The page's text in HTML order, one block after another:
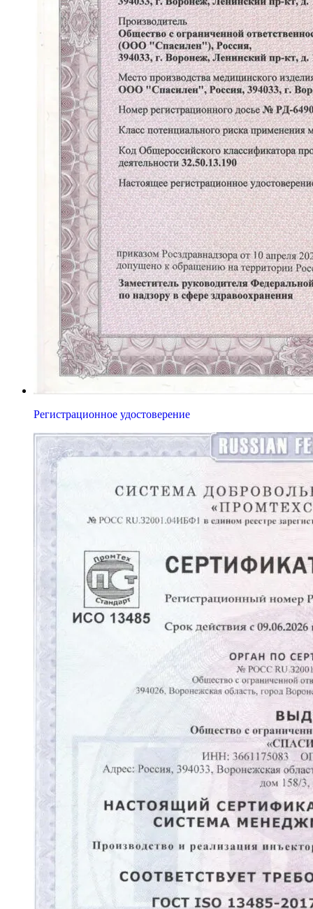
Регистрационное удостоверение